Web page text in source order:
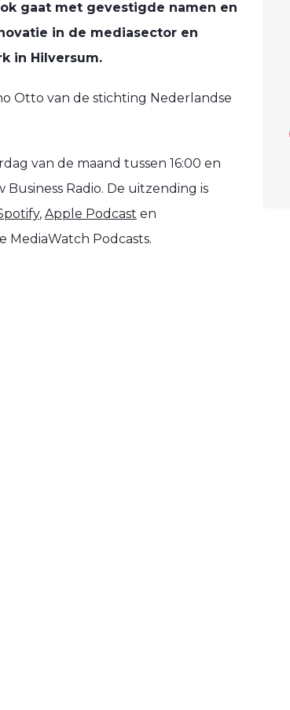
gaat met gevestigde namen en
in de mediasector en
in Hilversum.
Otto van de stichting Nederlandse
van de maand tussen 16:00 en
Radio. De uitzending is
, Apple Podcast en
MediaWatch Podcasts.